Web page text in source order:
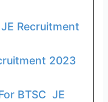
Recruitment
2023
BTSC JE